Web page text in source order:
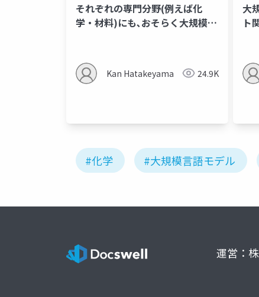
それぞれの専門分野(例えば化
学・材料)にも､おそらく大規模言
Kan Hatakeyama 24.9K
大
ト
#化学 #大規模言語モデル
運営：